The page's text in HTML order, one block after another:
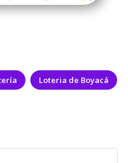
Loteria de Boyacá